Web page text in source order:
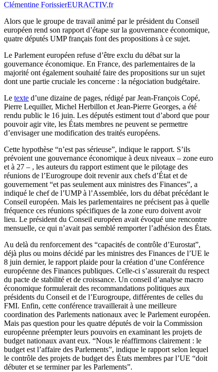
Clémentine ForissierEURACTIV.fr
Alors que le groupe de travail animé par le président du Conseil
européen rend son rapport d’étape sur la gouvernance économique,
quatre députés UMP français font des propositions à ce sujet.
Le Parlement européen refuse d’être exclu du débat sur la
gouvernance économique. En France, des parlementaires de la
majorité ont également souhaité faire des propositions sur un sujet
dont une partie cruciale les concerne : la négociation budgétaire.
Le texte d’une dizaine de pages, rédigé par Jean-François Copé,
Pierre Lequiller, Michel Herbillon et Jean-Pierre Georges, a été
rendu public le 16 juin. Les députés estiment tout d’abord que pour
pouvoir agir vite, les États membres ne peuvent se permettre
d’envisager une modification des traités européens.
Cette hypothèse “n’est pas sérieuse”, indique le rapport. S’ils
prévoient une gouvernance économique à deux niveaux – zone euro
et à 27 – , les auteurs du rapport estiment que le pilotage des
réunions de l’Eurogroupe doit revenir aux chefs d’État et de
gouvernement “et pas seulement aux ministres des Finances”, a
indiqué le chef de l’UMP à l’Assemblée, lors du débat précédant le
Conseil européen. Mais les parlementaires ne précisent pas à quelle
fréquence ces réunions spécifiques de la zone euro doivent avoir
lieu. Le président du Conseil européen avait évoqué une rencontre
mensuelle, ce qui n’avait pas semblé remporter l’adhésion des États.
Au delà du renforcement des “capacités de contrôle d’Eurostat”,
déjà plus ou moins décidé par les ministres des Finances de l’UE le
8 juin dernier, le rapport plaide pour la création d’une Conférence
européenne des Finances publiques. Celle-ci s’assurerait du respect
du pacte de stabilité et de croissance. Un conseil d’analyse macro
économique formulerait des recommandations politiques aux
présidents du Conseil et de l’Eurogroupe, différentes de celles du
FMI. Enfin, cette conférence travaillerait à une meilleure
coordination des Parlements nationaux avec le Parlement européen.
Mais pas question pour les quatre députés de voir la Commission
européenne préempter leurs pouvoirs en examinant les projets de
budget nationaux avant eux. “Nous le réaffirmons clairement : le
budget est l’affaire des Parlements”, indique le rapport selon lequel
le contrôle des projets de budget des États membres par l’UE “doit
débuter et se terminer par les Parlements”.